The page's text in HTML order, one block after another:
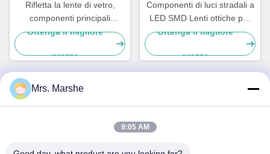
Rifletta la lente di vetro,
componenti principali
dell'iluminazione pubblica
con alto potere principale
Ottenga il migliore
prezzo
Componenti di luci stradali a
LED SMD Lenti ottiche per
lampadari stradali
Ottenga il migliore
prezzo
Mrs. Marshe
9:05 AM